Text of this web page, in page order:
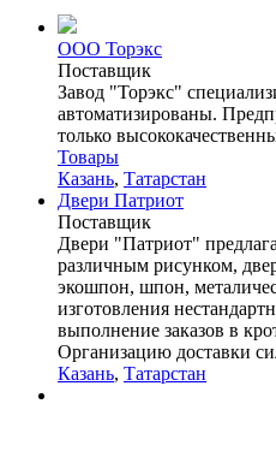
ООО Торэкс
Поставщик
Завод "Торэкс"
автоматизированы.
только
Товары
Казань, Татарстан
Двери Патриот
Поставщик
Двери "Патриот"
различным рисунком,
экошпон, шпон,
изготовления
выполнение заказов в
Организацию доставки
Казань, Татарстан